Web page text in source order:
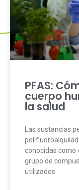
PFAS:
cuerpo
la salud
Las sustancias
conocidas como
grupo de
utilizados